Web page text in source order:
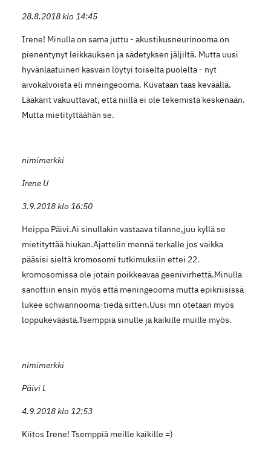
28.8.2018 klo 14:45
Irene! Minulla on sama juttu - akustikusneurinooma on
pienentynyt leikkauksen ja sädetyksen jäljiltä. Mutta uusi
hyvänlaatuinen kasvain löytyi toiselta puolelta - nyt
aivokalvoista eli mneingeooma. Kuvataan taas keväällä.
Lääkärit vakuuttavat, että niillä ei ole tekemistä keskenään.
Mutta mietityttäähän se.
nimimerkki
Irene U
3.9.2018 klo 16:50
Heippa Päivi.Ai sinullakin vastaava tilanne,juu kyllä se
mietityttää hiukan.Ajattelin mennä terkalle jos vaikka
pääsisi sieltä kromosomi tutkimuksiin ettei 22.
kromosomissa ole jotain poikkeavaa geenivirhettä.Minulla
sanottiin ensin myös että meningeooma mutta epikriisissä
lukee schwannooma-tiedä sitten.Uusi mri otetaan myös
loppukeväästä.Tsemppiä sinulle ja kaikille muille myös.
nimimerkki
Päivi L
4.9.2018 klo 12:53
Kiitos Irene! Tsemppiä meille kaikille =)